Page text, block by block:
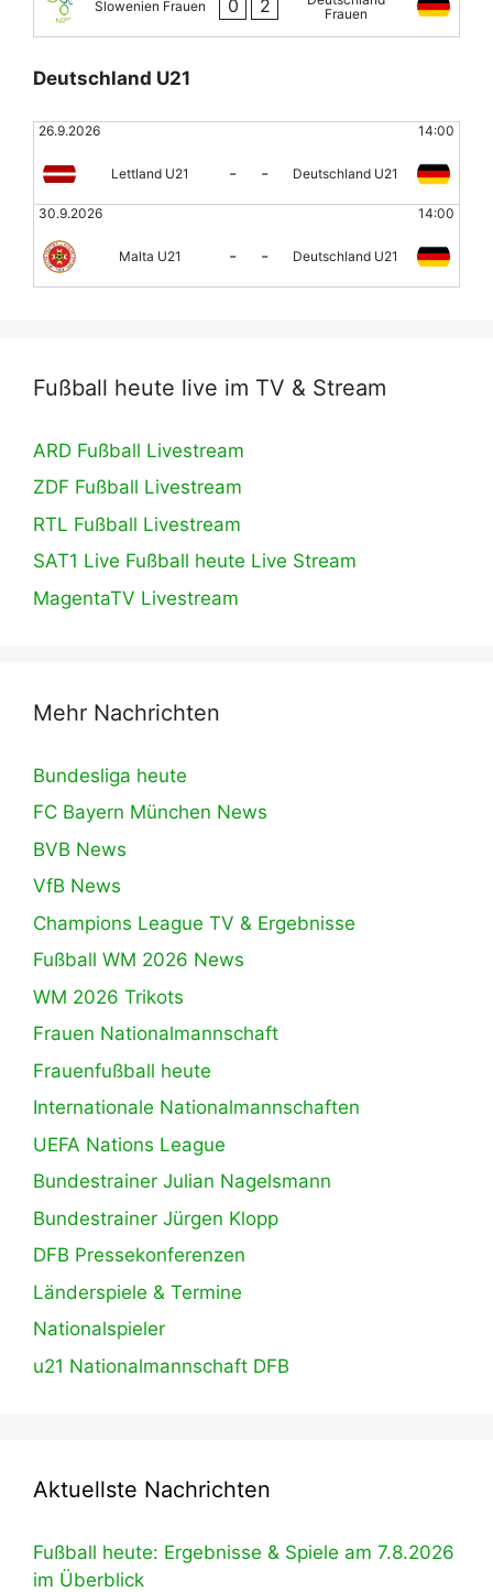
Slowenien Frauen 0 2
Frauen
Deutschland U21
26.9.2026 14:00
Lettland U21 - - Deutschland U21
30.9.2026 14:00
Malta U21 - - Deutschland U21
Fußball heute live im TV & Stream
ARD Fußball Livestream
ZDF Fußball Livestream
RTL Fußball Livestream
SAT1 Live Fußball heute Live Stream
MagentaTV Livestream
Mehr Nachrichten
Bundesliga heute
FC Bayern München News
BVB News
VfB News
Champions League TV & Ergebnisse
Fußball WM 2026 News
WM 2026 Trikots
Frauen Nationalmannschaft
Frauenfußball heute
Internationale Nationalmannschaften
UEFA Nations League
Bundestrainer Julian Nagelsmann
Bundestrainer Jürgen Klopp
DFB Pressekonferenzen
Länderspiele & Termine
Nationalspieler
u21 Nationalmannschaft DFB
Aktuellste Nachrichten
Fußball heute: Ergebnisse & Spiele am 7.8.2026
im Überblick